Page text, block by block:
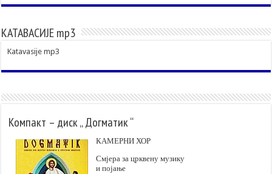
КАТАВАСИЈЕ mp3
Katavasije mp3
Компакт – диск „ Догматик “
КАМЕРНИ ХОР
Смјера за црквену музику
и појање